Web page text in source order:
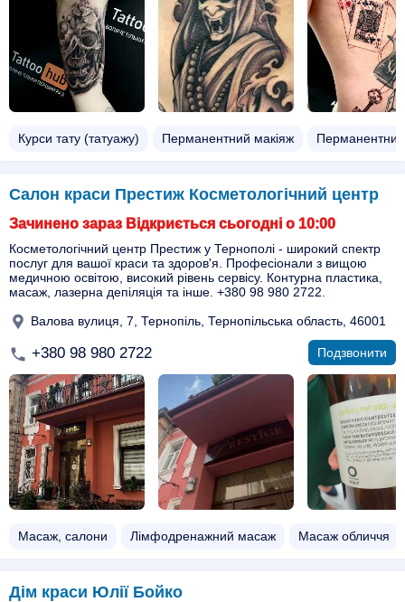
Курси тату (татуажу) Перманентний макіяж Перманентний
Салон краси Престиж Косметологічний центр
Зачинено зараз Відкриється сьогодні о 10:00
Косметологічний центр Престиж у Тернополі - широкий спектр
послуг для вашої краси та здоров'я. Професіонали з вищою
медичною освітою, високий рівень сервісу. Контурна пластика,
масаж, лазерна депіляція та інше. +380 98 980 2722.
Валова вулиця, 7, Тернопіль, Тернопільська область, 46001
+380 98 980 2722 Подзвонити
Масаж, салони Лімфодренажний масаж Масаж обличчя
Дім краси Юлії Бойко